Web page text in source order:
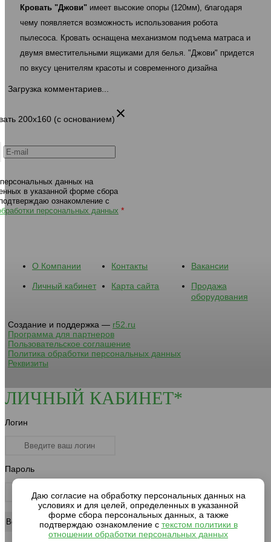
основанием) 468 шоколад
основанием) 483
Кровать "Джови" имеет высокие опоры (120мм), благодаря
чему появляется возможность использования робота
пылесоса. Кровать оснащена механизмом подъема матраса и
двумя вместительными ящиками для белья. "Джови" придется
по вкусу ценителям красоты и современного дизайна
Загрузка комментариев...
200х160 (с основанием)
данных на
в указанной форме сбора
ознакомление с
персональных данных *
О Компании Контакты Вакансии
Личный кабинет Карта сайта
Продажа
оборудования
Создание и поддержка — r52.ru
Программа для партнеров
Пользовательское соглашение
Политика обработки персональных данных
Реквизиты
ЛИЧНЫЙ КАБИНЕТ*
Логин
Пароль
Даю согласие на обработку персональных данных на
условиях и для целей, определенных в указанной
форме сбора персональных данных, а также
подтверждаю ознакомление с текстом политики в
отношении обработки персональных данных